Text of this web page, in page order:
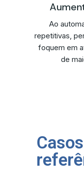
Ao
repetitivas,
foquem em
de